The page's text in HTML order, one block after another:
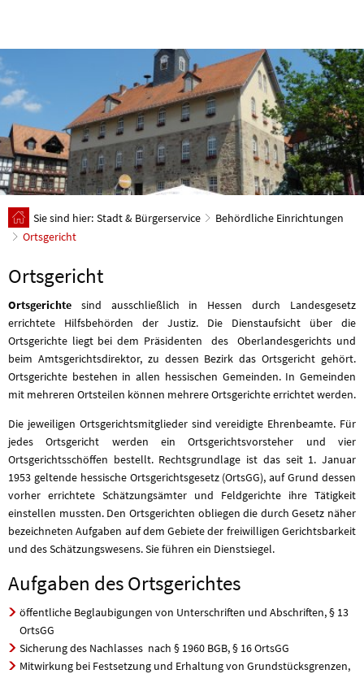
Sie sind hier: Stadt & Bürgerservice
Behördliche Einrichtungen
Ortsgericht
Ortsgericht
Ortsgerichte sind ausschließlich in Hessen durch Landesgesetz
errichtete Hilfsbehörden der Justiz. Die Dienstaufsicht über die
Ortsgerichte liegt bei dem Präsidenten des Oberlandesgerichts und
beim Amtsgerichtsdirektor, zu dessen Bezirk das Ortsgericht gehört.
Ortsgerichte bestehen in allen hessischen Gemeinden. In Gemeinden
mit mehreren Ortsteilen können mehrere Ortsgerichte errichtet werden.
Die jeweiligen Ortsgerichtsmitglieder sind vereidigte Ehrenbeamte. Für
jedes Ortsgericht werden ein Ortsgerichtsvorsteher und vier
Ortsgerichtsschöffen bestellt. Rechtsgrundlage ist das seit 1. Januar
1953 geltende hessische Ortsgerichtsgesetz (OrtsGG), auf Grund dessen
vorher errichtete Schätzungsämter und Feldgerichte ihre Tätigkeit
einstellen mussten. Den Ortsgerichten obliegen die durch Gesetz näher
bezeichneten Aufgaben auf dem Gebiete der freiwilligen Gerichtsbarkeit
und des Schätzungswesens. Sie führen ein Dienstsiegel.
Aufgaben des Ortsgerichtes
öffentliche Beglaubigungen von Unterschriften und Abschriften, § 13
OrtsGG
Sicherung des Nachlasses nach § 1960 BGB, § 16 OrtsGG
Mitwirkung bei Festsetzung und Erhaltung von Grundstücksgrenzen,